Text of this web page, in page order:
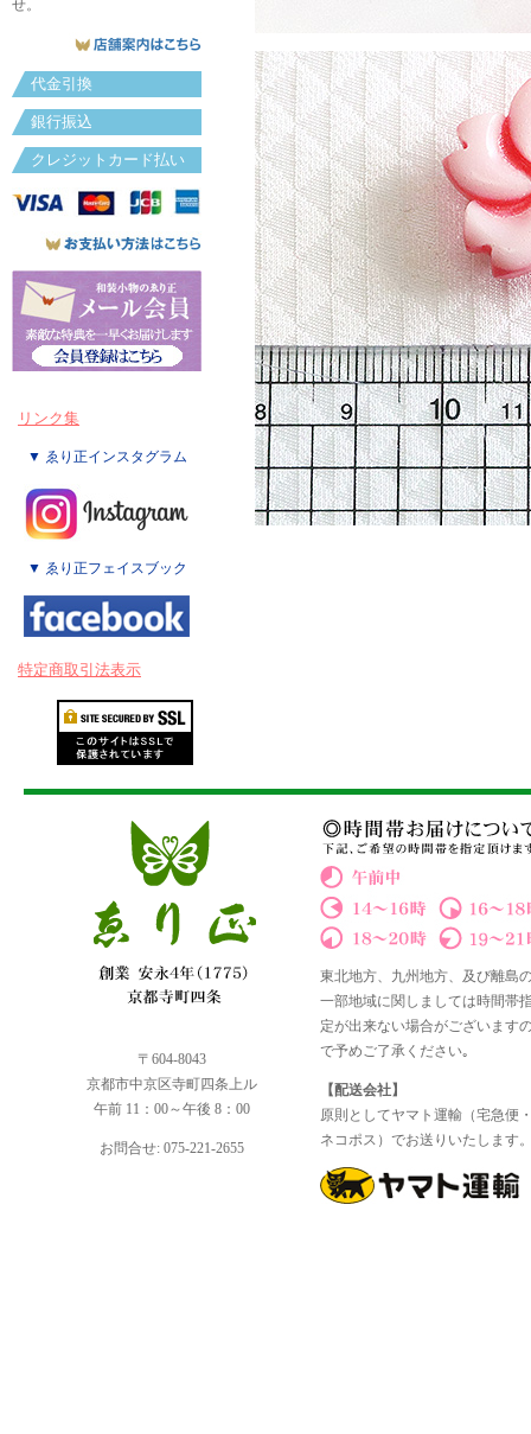
せ。
代金引換
銀行振込
クレジットカード払い
リンク集
▼ ゑり正インスタグラム
▼ ゑり正フェイスブック
特定商取引法表示
〒604-8043
京都市中京区寺町四条上ル
午前 11：00～午後 8：00
お問合せ: 075-221-2655
東北地方、九州地方、及び離島
一部地域に関しましては時間帯
定が出来ない場合がございます
で予めご了承ください｡
【配送会社】
原則としてヤマト運輸（宅急便
ネコポス）でお送りいたします